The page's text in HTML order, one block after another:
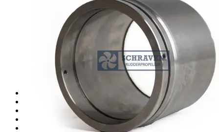
AQM381 Ersatzteile
Ersatzteile für Schottel AQM381CRP
AQM401 Ersatzteile
AQM425 Ersatzteile
AQM601 Ersatzteile
AQM601CRP Ersatzteile
AQM800 Ersatzteile
AQM901 Ersatzteile
AQM901CRP Ersatzteile
Sonstiges Aquamaster Ersatzteile
Ersatzteile für Jastram thrusters
Ersatzteile für ZF (HRP) thrusters
Ersatzteile für Thrustmaster Thrusters
Kupplung Ersatzteile
Lagerbestand Dichtungen